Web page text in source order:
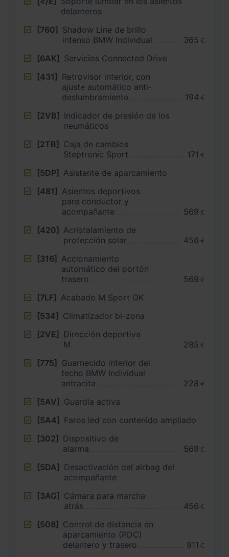
delanteros
[760] Shadow Line de brillo
intenso BMW Individual
365 €
[6AK] Servicios Connected Drive
[431] Retrovisor interior, con
ajuste automático anti-
deslumbramiento
194 €
[2VB] Indicador de presión de los
neumáticos
[2TB] Caja de cambios
Steptronic Sport
171 €
[5DP] Asistente de aparcamiento
[481] Asientos deportivos
para conductor y
acompañante
569 €
[420] Acristalamiento de
protección solar
456 €
[316] Accionamiento
automático del portón
trasero
569 €
[7LF] Acabado M Sport OK
[534] Climatizador bi-zona
[2VE] Dirección deportiva
M
285 €
[775] Guarnecido interior del
techo BMW Individual
antracita
228 €
[5AV] Guardia activa
[5A4] Faros led con contenido ampliado
[302] Dispositivo de
alarma
569 €
[5DA] Desactivación del airbag del
acompañante
[3AG] Cámara para marcha
atrás
456 €
[508] Control de distancia en
aparcamiento (PDC)
delantero y trasero
911 €